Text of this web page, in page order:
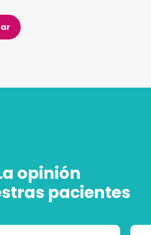
opinión
pacientes